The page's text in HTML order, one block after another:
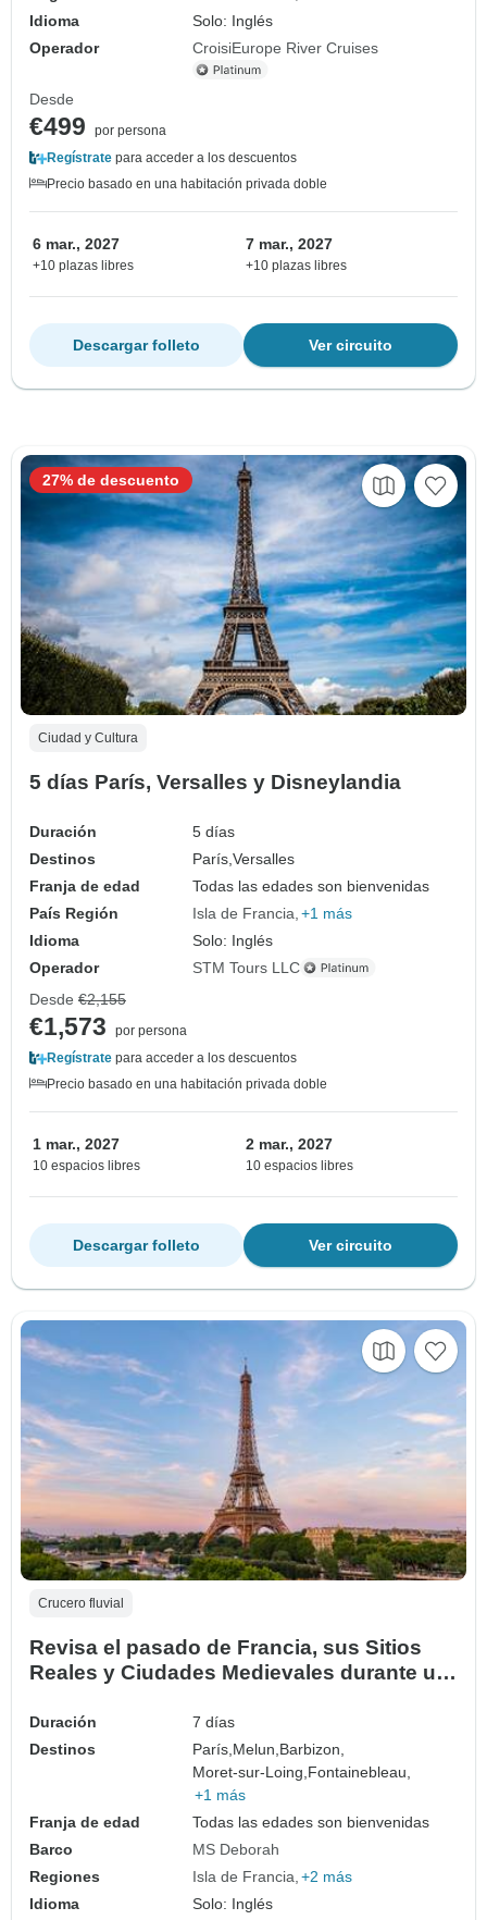
Idioma
Solo: Inglés
Operador
CroisiEurope River Cruises
Desde
€499
por persona
Regístrate para acceder a los descuentos
Precio basado en una habitación privada doble
6 mar., 2027
+10 plazas libres
7 mar., 2027
+10 plazas libres
Ver circuito
Descargar folleto
Ciudad y Cultura
5 días París, Versalles y Disneylandia
Duración
5 días
Destinos
París,Versalles
Franja de edad
Todas las edades son bienvenidas
País Región
Isla de Francia +1 más
Idioma
Solo: Inglés
Operador
STM Tours LLC
27% de descuento
Desde €2,155
€1,573
por persona
Regístrate para acceder a los descuentos
Precio basado en una habitación privada doble
1 mar., 2027
10 espacios libres
2 mar., 2027
10 espacios libres
Ver circuito
Descargar folleto
Crucero fluvial
Revisa el pasado de Francia, sus Sitios
Reales y Ciudades Medievales durante un
(crucero puerto a puerto)
Duración
7 días
Destinos
París, Melun, Barbizon,
Moret-sur-Loing, Fontainebleau,
+1 más
Franja de edad
Todas las edades son bienvenidas
Barco
MS Deborah
Regiones
Isla de Francia +2 más
Idioma
Solo: Inglés